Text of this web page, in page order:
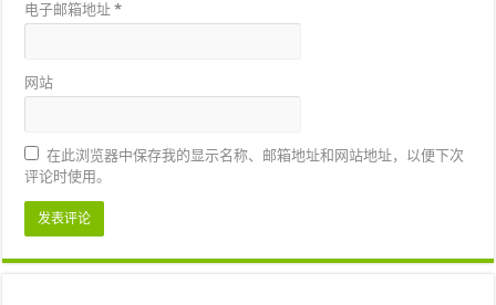
电子邮箱地址*
网站
在此浏览器中保存我的显示名称、邮箱地址和网站地址，以便下次
评论时使用。